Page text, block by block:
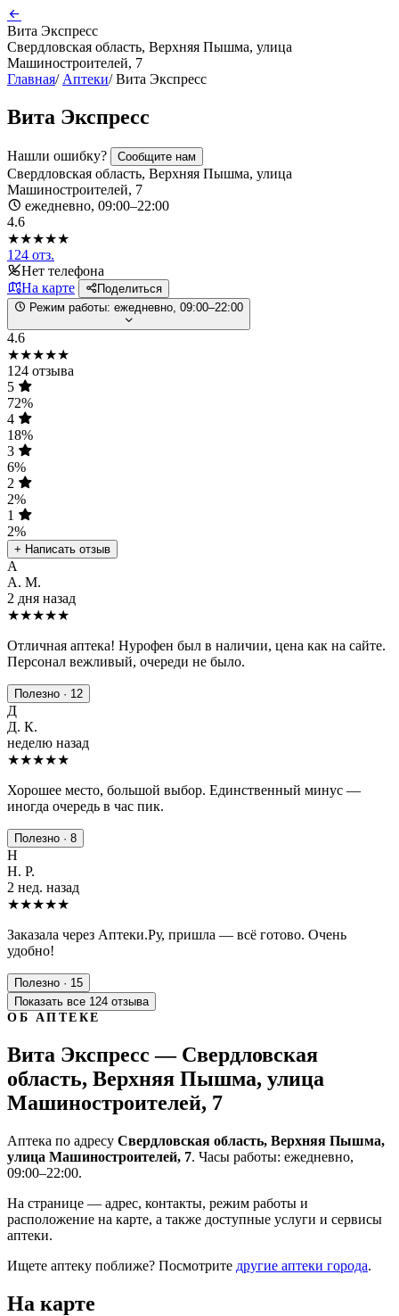
Вита Экспресс
Свердловская область, Верхняя Пышма, улица
Машиностроителей, 7
Главная/ Аптеки/ Вита Экспресс
Вита Экспресс
Нашли ошибку? Сообщите нам
Свердловская область, Верхняя Пышма, улица
Машиностроителей, 7
ежедневно, 09:00–22:00
4.6
★★★★★
124 отз.
Нет телефона
На карте
Поделиться
Режим работы: ежедневно, 09:00–22:00
4.6
★★★★★
124 отзыва
5
72%
4
18%
3
6%
2
2%
1
2%
+ Написать отзыв
А
А. М.
2 дня назад
★★★★★
Отличная аптека! Нурофен был в наличии, цена как на сайте.
Персонал вежливый, очереди не было.
Полезно · 12
Д
Д. К.
неделю назад
★★★★★
Хорошее место, большой выбор. Единственный минус —
иногда очередь в час пик.
Полезно · 8
Н
Н. Р.
2 нед. назад
★★★★★
Заказала через Аптеки.Ру, пришла — всё готово. Очень
удобно!
Полезно · 15
Показать все 124 отзыва
ОБ АПТЕКЕ
Вита Экспресс — Свердловская
область, Верхняя Пышма, улица
Машиностроителей, 7
Аптека по адресу Свердловская область, Верхняя Пышма,
улица Машиностроителей, 7. Часы работы: ежедневно,
09:00–22:00.
На странице — адрес, контакты, режим работы и
расположение на карте, а также доступные услуги и сервисы
аптеки.
Ищете аптеку поближе? Посмотрите другие аптеки города.
На карте